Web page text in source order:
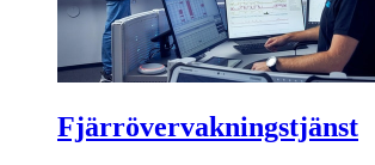
Fjärrövervakningstjänst